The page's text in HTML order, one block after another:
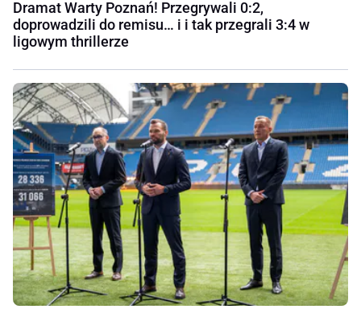
Dramat Warty Poznań! Przegrywali 0:2,
doprowadzili do remisu… i i tak przegrali 3:4 w
ligowym thrillerze